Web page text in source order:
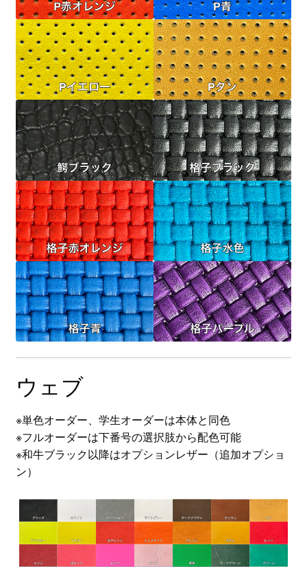
ウェブ
※単色オーダー、学生オーダーは本体と同色
※フルオーダーは下番号の選択肢から配色可能
※和牛ブラック以降はオプションレザー（追加オプショ
ン）